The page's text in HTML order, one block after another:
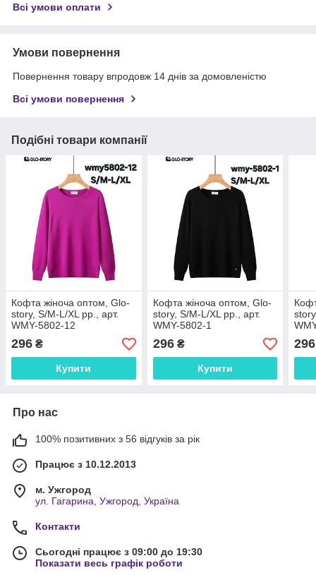
Всі умови оплати
Умови повернення
Повернення товару впродовж 14 днів за домовленістю
Всі умови повернення
Подібні товари компанії
Кофта жіноча оптом, Glo-
story, S/M-L/XL рр., арт.
WMY-5802-12
296 ₴
Купити
Кофта жіноча оптом, Glo-
story, S/M-L/XL рр., арт.
WMY-5802-1
296₴
Купити
296
Про нас
100% позитивних з 56 відгуків за рік
Працює з 10.12.2013
м. Ужгород
ул. Гагарина, Ужгород, Україна
Контакти
Сьогодні працює з 09:00 до 19:30
Показати весь графік роботи